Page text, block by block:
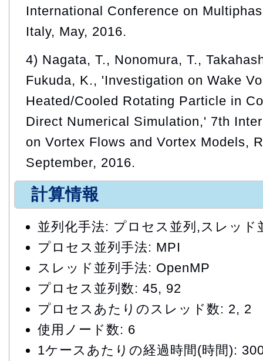
International Conference on
Italy, May, 2016.
4) Nagata, T., Nonomura, T.,
Fukuda, K., 'Investigation on Wake
Heated/Cooled Rotating Particle in
Direct Numerical Simulation,' 7th
on Vortex Flows and Vortex Models,
September, 2016.
計算情報
並列化手法: プロセス並列,スレッ
プロセス並列手法: MPI
スレッド並列手法: OpenMP
プロセス並列数: 45, 92
プロセスあたりのスレッド数: 2, 2
使用ノード数: 6
1ケースあたりの経過時間(時間):